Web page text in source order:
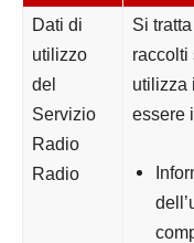
Dati di
utilizzo
del
Servizio
Radio
Radio
Si
raccolti
utilizza
essere